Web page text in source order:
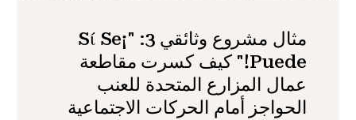
مثال مشروع وثائقي 3: "¡Sί Se
Puede!" كيف كسرت مقاطعة
عمال المزارع المتحدة للعنب
الحواجز أمام الحركات الاجتماعية